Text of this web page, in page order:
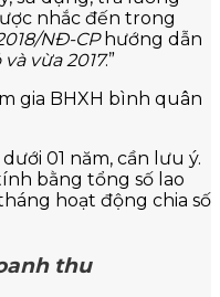
nhắc đến trong
NĐ-CPhướng dẫn
vừa 2017.”
gia BHXH bình quân
01 năm, cần lưu ý.
bằng tổng số lao
hoạt động chia số
thu